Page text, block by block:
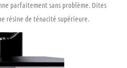
parfaitement sans problème. Dites
résine de ténacité supérieure.